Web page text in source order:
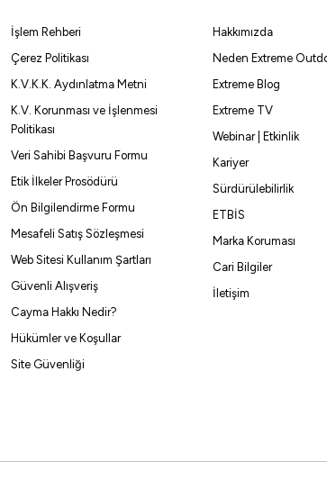
J-Braid X8 Dark Green Olta Misinası 300Mt
₺
Havale ile 2.686,56 ₺
Dark Green
MM 0,24 MM 0,28 MM 0,18 MM 0,20 mm
%10
İşlem Rehberi
Çerez Politikası
K.V.K.K. Aydınlatma Metni
K.V. Korunması ve İşlenmesi
Politikası
Veri Sahibi Başvuru Formu
Etik İlkeler Prosödürü
Ön Bilgilendirme Formu
Mesafeli Satış Sözleşmesi
Web Sitesi Kullanım Şartları
Güvenli Alışveriş
Cayma Hakkı Nedir?
Hükümler ve Koşullar
Site Güvenliği
Hakkımızda
Neden Extreme
Extreme Blog
Extreme TV
Webinar | Etkinlik
Kariyer
Sürdürülebilirlik
ETBİS
Marka Koruması
Cari Bilgiler
İletişim